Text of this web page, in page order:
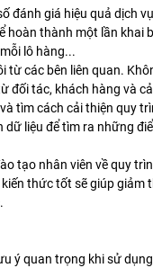
đánh giá hiệu quả dịch
hoàn thành một lần khai
lô hàng...
từ các bên liên quan.
đối tác, khách hàng và
tìm cách cải thiện quy
dữ liệu để tìm ra những
tạo nhân viên về quy
thức tốt sẽ giúp giảm
ý quan trọng khi sử